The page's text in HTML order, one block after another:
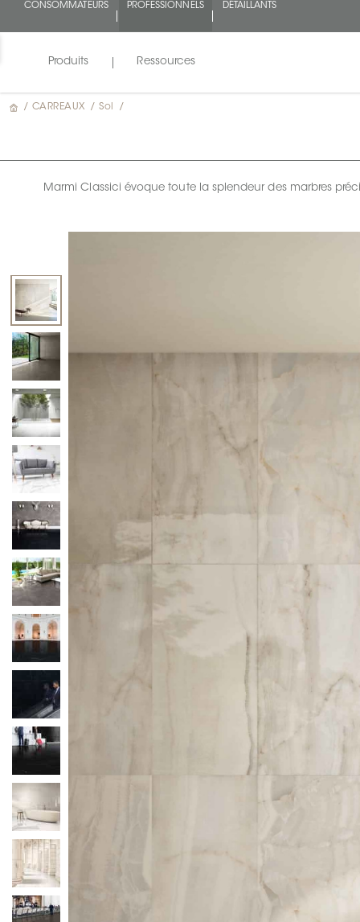
CONSOMMATEURS PROFESSIONNELS DÉTAILLANTS
Produits Ressources
/ CARREAUX / Sol /
Marmi Classici évoque toute la splendeur des marbres